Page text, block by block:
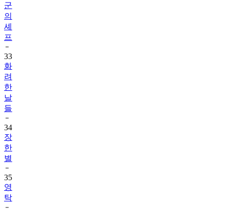
군
의
셰
프
33
화
려
한
날
들
34
장
한
별
35
영
탁